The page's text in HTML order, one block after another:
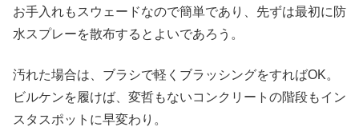
お手入れもスウェードなので簡単であり、先ずは最初に防
水スプレーを散布するとよいであろう。
汚れた場合は、ブラシで軽くブラッシングをすればOK。
ビルケンを履けば、変哲もないコンクリートの階段もイン
スタスポットに早変わり。